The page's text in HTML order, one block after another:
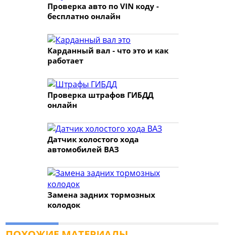
Проверка авто по VIN коду -
бесплатно онлайн
Карданный вал - что это и как
работает
Проверка штрафов ГИБДД
онлайн
Датчик холостого хода
автомобилей ВАЗ
Замена задних тормозных
колодок